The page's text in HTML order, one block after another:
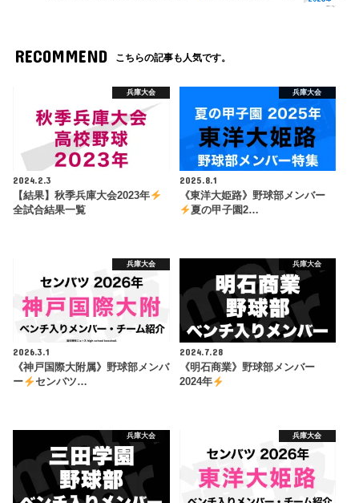
RECOMMEND こちらの記事も人気です。
兵庫大会
2024.2.3
【結果】秋季兵庫大会2023年
全試合結果一覧
兵庫大会
2025.8.1
《東洋大姫路》野球部メンバー
夏の甲子園2…
兵庫大会
2026.3.1
《神戸国際大附属》野球部メンバ
ー
センバツ…
兵庫大会
2024.7.28
《明石商業》野球部メンバー
2024年
兵庫大会 兵庫大会